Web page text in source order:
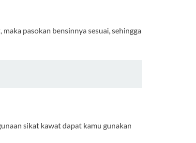
pasokan bensinnya sesuai, sehingga
sikat kawat dapat kamu gunakan